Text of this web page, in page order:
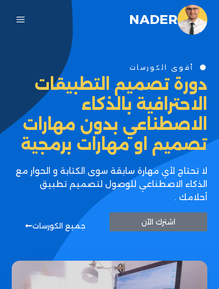
NADER
أقوى الكورسات
دورة تصميم التطبيقات
الاحترافية بالذكاء
الاصطناعي بدون مهارات
تصميم او مهارات برمجية
لا تحتاج لأي مهارة سابقة سوى الكتابة و الحوار مع
الذكاء الاصطناعي للوصول لتصميم تطبيق
أحلامك .
اشترك الآن جميع الكورسات